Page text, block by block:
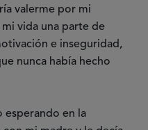
valerme por mi
vida una parte de
e inseguridad,
nunca había hecho
esperando en la